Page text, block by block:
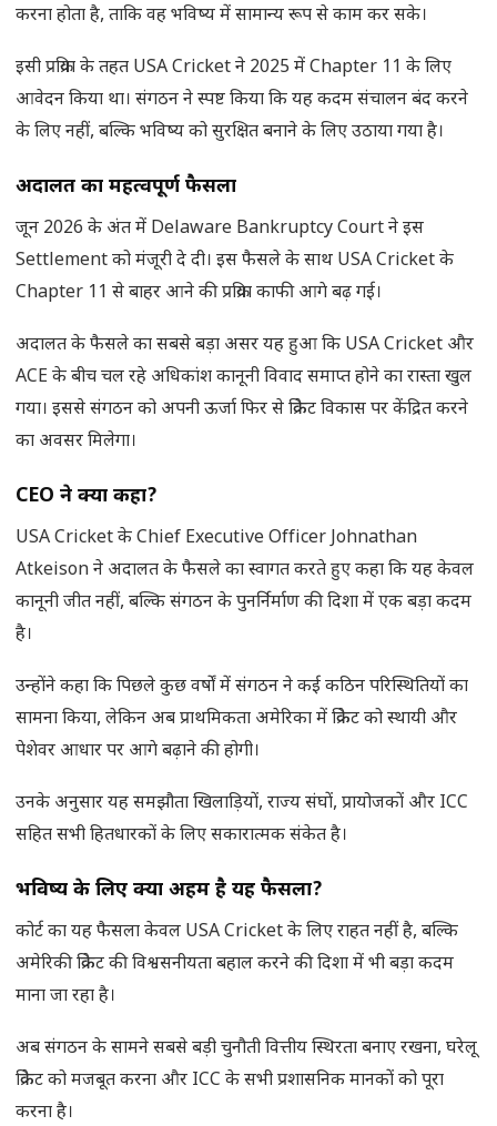
करना होता है, ताकि वह भविष्य में सामान्य रूप से काम कर सके।
इसी प्रक्रिया के तहत USA Cricket ने 2025 में Chapter 11 के लिए
आवेदन किया था। संगठन ने स्पष्ट किया कि यह कदम संचालन बंद करने
के लिए नहीं, बल्कि भविष्य को सुरक्षित बनाने के लिए उठाया गया है।
अदालत का महत्वपूर्ण फैसला
जून 2026 के अंत में Delaware Bankruptcy Court ने इस
Settlement को मंजूरी दे दी। इस फैसले के साथ USA Cricket के
Chapter 11 से बाहर आने की प्रक्रिया काफी आगे बढ़ गई।
अदालत के फैसले का सबसे बड़ा असर यह हुआ कि USA Cricket और
ACE के बीच चल रहे अधिकांश कानूनी विवाद समाप्त होने का रास्ता खुल
गया। इससे संगठन को अपनी ऊर्जा फिर से क्रिकेट विकास पर केंद्रित करने
का अवसर मिलेगा।
CEO ने क्या कहा?
USA Cricket के Chief Executive Officer Johnathan
Atkeison ने अदालत के फैसले का स्वागत करते हुए कहा कि यह केवल
कानूनी जीत नहीं, बल्कि संगठन के पुनर्निर्माण की दिशा में एक बड़ा कदम
है।
उन्होंने कहा कि पिछले कुछ वर्षों में संगठन ने कई कठिन परिस्थितियों का
सामना किया, लेकिन अब प्राथमिकता अमेरिका में क्रिकेट को स्थायी और
पेशेवर आधार पर आगे बढ़ाने की होगी।
उनके अनुसार यह समझौता खिलाड़ियों, राज्य संघों, प्रायोजकों और ICC
सहित सभी हितधारकों के लिए सकारात्मक संकेत है।
भविष्य के लिए क्यों अहम है यह फैसला?
कोर्ट का यह फैसला केवल USA Cricket के लिए राहत नहीं है, बल्कि
अमेरिकी क्रिकेट की विश्वसनीयता बहाल करने की दिशा में भी बड़ा कदम
माना जा रहा है।
अब संगठन के सामने सबसे बड़ी चुनौती वित्तीय स्थिरता बनाए रखना, घरेलू
क्रिकेट को मजबूत करना और ICC के सभी प्रशासनिक मानकों को पूरा
करना है।